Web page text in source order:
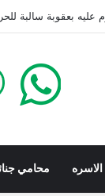
تحت الإنشاء |
محامي